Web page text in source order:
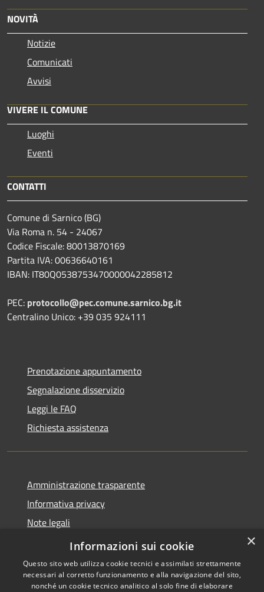
NOVITÀ
Notizie
Comunicati
Avvisi
VIVERE IL COMUNE
Luoghi
Eventi
CONTATTI
Comune di Sarnico (BG)
Via Roma n. 54 - 24067
Codice Fiscale: 80013870169
Partita IVA: 00636640161
IBAN: IT80Q0538753470000042285812
PEC: protocollo@pec.comune.sarnico.bg.it
Centralino Unico: +39 035 924111
Prenotazione appuntamento
Segnalazione disservizio
Leggi le FAQ
Richiesta assistenza
Amministrazione trasparente
Informativa privacy
Note legali
Dichiarazione di accessibilità
×
Informazioni sui cookie
Questo sito web utilizza cookie tecnici e assimilati strettamente
necessari al corretto funzionamento e alla navigazione del sito,
nonché un cookie tecnico analitico al solo fine di elaborare